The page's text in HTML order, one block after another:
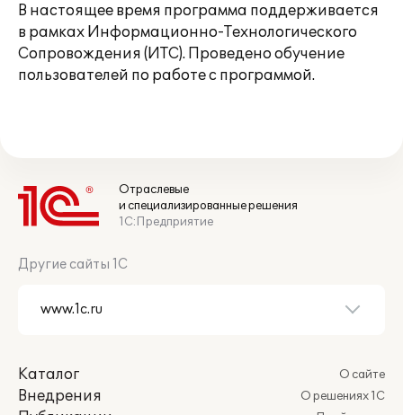
В настоящее время программа поддерживается
в рамках Информационно-Технологического
Сопровождения (ИТС). Проведено обучение
пользователей по работе с программой.
Отраслевые
и специализированные решения
1С:Предприятие
Другие сайты 1С
Каталог
Внедрения
О сайте
О решениях 1С